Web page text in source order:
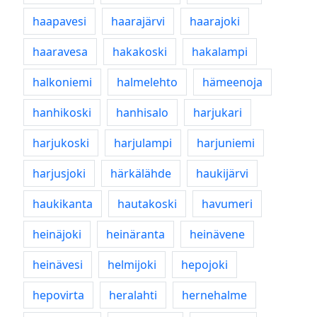
haapavesi
haarajärvi
haarajoki
haaravesa
hakakoski
hakalampi
halkoniemi
halmelehto
hämeenoja
hanhikoski
hanhisalo
harjukari
harjukoski
harjulampi
harjuniemi
harjusjoki
härkälähde
haukijärvi
haukikanta
hautakoski
havumeri
heinäjoki
heinäranta
heinävene
heinävesi
helmijoki
hepojoki
hepovirta
heralahti
hernehalme